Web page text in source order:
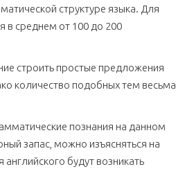
структуре языка. Для
в среднем от 100 до 200
строить простые предложения
количество подобных тем весьма
познания на данном
запас, можно изъясняться на
будут возникать